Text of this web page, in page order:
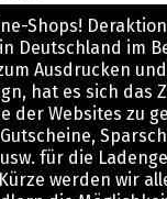
Shops!
Deutschland im
Ausdrucken
hat es sich das
der Websites zu
für die
werden wir